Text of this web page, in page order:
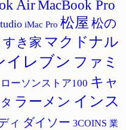
AirMacBook Pro
iMac Pro 松屋 松の
すき家 マクドナル
イレブン ファミ
ローソンストア100 キャ
ラーメン インス
ィ ダイソー 3COINS 業